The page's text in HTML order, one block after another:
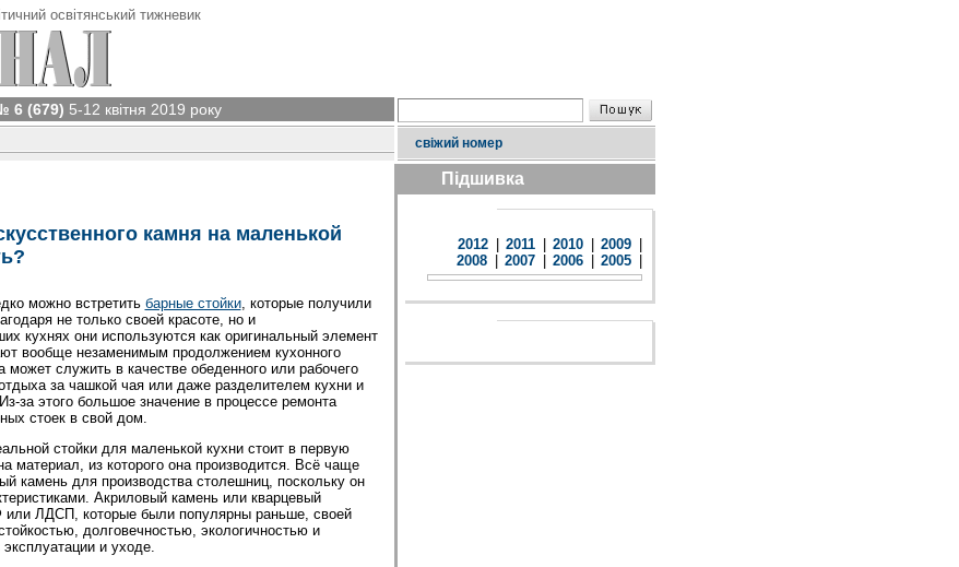
освітянський тижневик
6 (679) 5-12 квітня 2019 року
свіжий номер
камня на маленькой
можно встретить барные стойки, которые получили
не только своей красоте, но и
кухнях они используются как оригинальный элемент
вообще незаменимым продолжением кухонного
может служить в качестве обеденного или рабочего
за чашкой чая или даже разделителем кухни и
за этого большое значение в процессе ремонта
стоек в свой дом.
стойки для маленькой кухни стоит в первую
материал, из которого она производится. Всё чаще
камень для производства столешниц, поскольку он
Акриловый камень или кварцевый
или ЛДСП, которые были популярны раньше, своей
долговечностью, экологичностью и
и уходе.
Підшивка
2012 2011 2010 2009
2008
2007 2006 2005